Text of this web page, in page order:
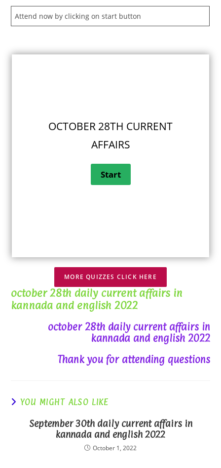
Attend now by clicking on start button
OCTOBER 28TH CURRENT
AFFAIRS
MORE QUIZZES CLICK HERE
october 28th daily current affairs in
kannada and english 2022
october 28th daily current affairs in
kannada and english 2022
Thank you for attending questions
YOU MIGHT ALSO LIKE
September 30th daily current affairs in
kannada and english 2022
October 1, 2022